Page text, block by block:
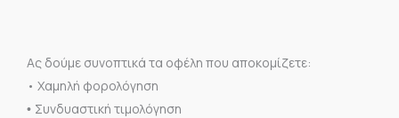
Ας δούμε συνοπτικά τα οφέλη που αποκομίζετε:
• Χαμηλή φορολόγηση
• Συνδυαστική τιμολόγηση